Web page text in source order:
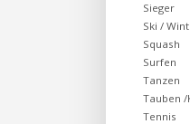
Sieger
Ski /
Squash
Surfen
Tanzen
Tauben
Tennis